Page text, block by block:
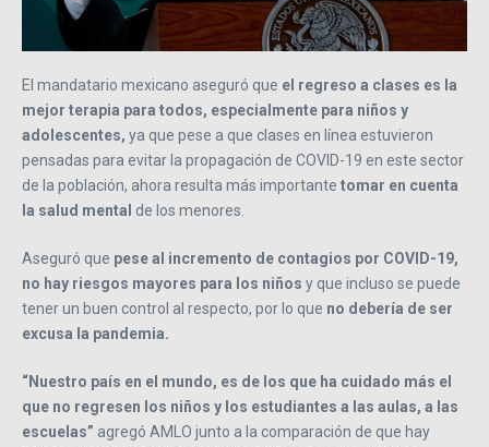
El mandatario mexicano aseguró que el regreso a clases es la
mejor terapia para todos, especialmente para niños y
adolescentes, ya que pese a que clases en línea estuvieron
pensadas para evitar la propagación de COVID-19 en este sector
de la población, ahora resulta más importante tomar en cuenta
la salud mental de los menores.
Aseguró que pese al incremento de contagios por COVID-19,
no hay riesgos mayores para los niños y que incluso se puede
tener un buen control al respecto, por lo que no debería de ser
excusa la pandemia.
“Nuestro país en el mundo, es de los que ha cuidado más el
que no regresen los niños y los estudiantes a las aulas, a las
escuelas” agregó AMLO junto a la comparación de que hay